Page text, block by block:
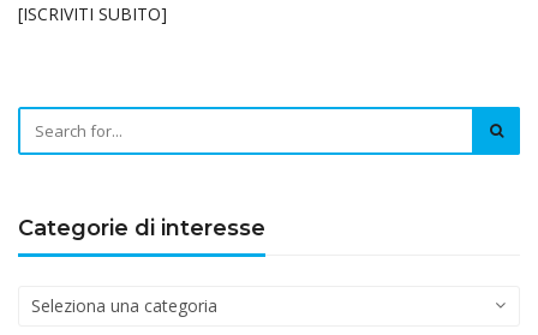
[ISCRIVITI SUBITO]
Categorie di interesse
Categorie